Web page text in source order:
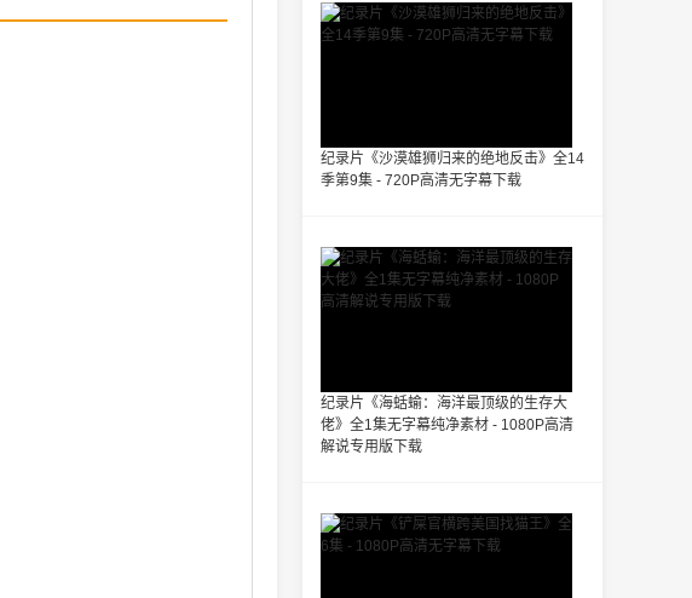
纪录片《沙漠雄狮归来的绝地反击》全14
季第9集 - 720P高清无字幕下载
纪录片《海蛞蝓：海洋最顶级的生存大
佬》全1集无字幕纯净素材 - 1080P高清
解说专用版下载